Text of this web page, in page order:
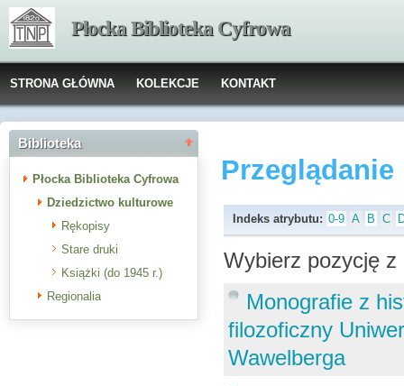
Płocka Biblioteka Cyfrowa
STRONA GŁÓWNA KOLEKCJE KONTAKT
Biblioteka
Płocka Biblioteka Cyfrowa
Dziedzictwo kulturowe
Rękopisy
Stare druki
Książki (do 1945 r.)
Regionalia
Indeks atrybutu: 0-9 A B C
Wybierz pozycję
Monografie z
filozoficzny
Wawelberga